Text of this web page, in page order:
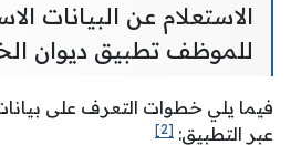
الاستعلام عن البيانات
للموظف تطبيق ديوان
فيما يلي خطوات التعرف على
عبر التطبيق: [2]